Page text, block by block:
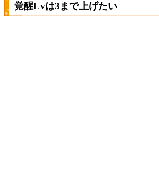
覚醒Lvは3まで上げたい